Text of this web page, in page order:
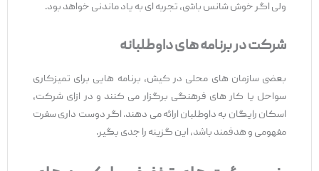
ولی اگر خوش‌ شانس باشی، تجربه ‌ای به ‌یاد ماندنی خواهد بود.
شرکت در برنامه ‌های داوطلبانه
بعضی سازمان‌ های محلی در کیش، برنامه ‌هایی برای تمیزکاری
سواحل یا کار های فرهنگی برگزار می ‌کنند و در ازای شرکت،
اسکان رایگان به داوطلبان ارائه می ‌دهند. اگر دوست داری سفرت
مفهومی و هدفمند باشد، این گزینه را جدی بگیر.